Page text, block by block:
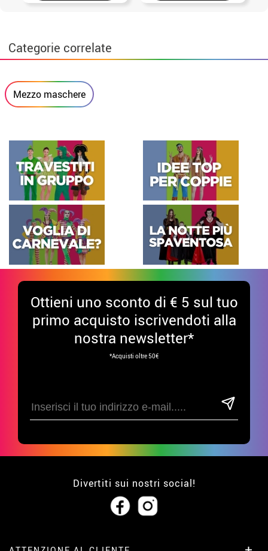
Categorie correlate
Mezzo maschere
Ottieni uno sconto di € 5 sul tuo
primo acquisto iscrivendoti alla
nostra newsletter*
*Acquisti oltre 50€
Divertiti sui nostri social!